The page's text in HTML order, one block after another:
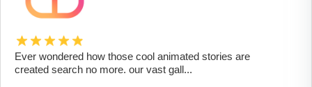
Ever wondered how those cool animated stories are
created search no more. our vast gall...